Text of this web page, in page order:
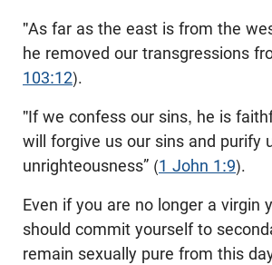
"As far as the east is from the
he removed our transgressions
103:12).
"If we confess our sins, he is
will forgive us our sins and purify
unrighteousness” (1 John 1:9).
Even if you are no longer a virgin
should commit yourself to
remain sexually pure from this